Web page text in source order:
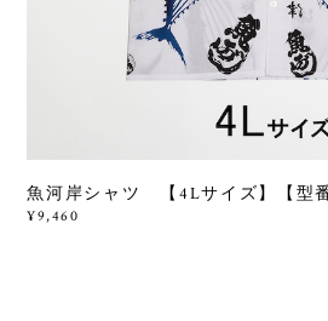
魚河岸シャツ 【4Lサイズ】【型番
¥9,460